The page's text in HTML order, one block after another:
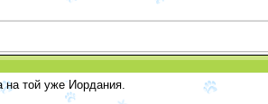
той уже Иордания.